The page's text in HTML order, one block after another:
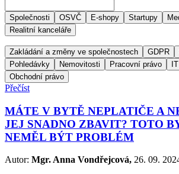
Společnosti OSVČ E-shopy Startupy
Realitní kanceláře
Zakládání a změny ve společnostech GDPR
Pohledávky
Nemovitosti Pracovní právo
Obchodní právo
Přečíst
MÁTE V BYTĚ NEPLATIČE A
JEJ SNADNO ZBAVIT? TOTO
NEMĚL BÝT PROBLÉM
Autor: Mgr. Anna Vondřejcová, 26. 09.